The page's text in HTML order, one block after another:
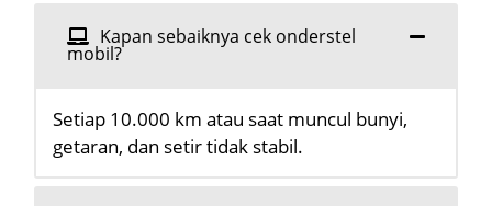
Kapan sebaiknya cek onderstel
mobil?
Setiap 10.000 km atau saat muncul bunyi,
getaran, dan setir tidak stabil.